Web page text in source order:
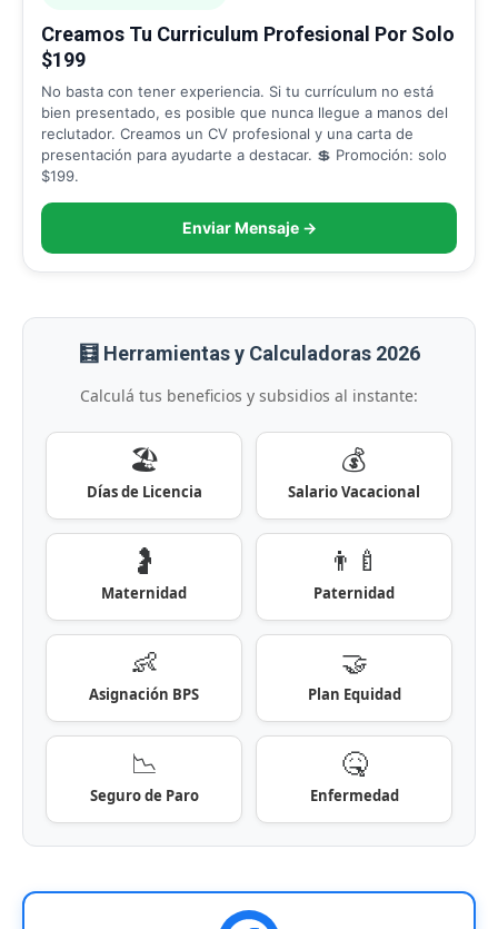
Creamos Tu Curriculum Profesional Por Solo
$199
No basta con tener experiencia. Si tu currículum no está
bien presentado, es posible que nunca llegue a manos del
reclutador. Creamos un CV profesional y una carta de
presentación para ayudarte a destacar. 💲 Promoción: solo
$199.
Enviar Mensaje →
🧮 Herramientas y Calculadoras 2026
Calculá tus beneficios y subsidios al instante:
🏖️
Días de Licencia
💰
Salario Vacacional
🤰
Maternidad
👨‍🍼
Paternidad
👶
Asignación BPS
🤝
Plan Equidad
📉
Seguro de Paro
🤒
Enfermedad